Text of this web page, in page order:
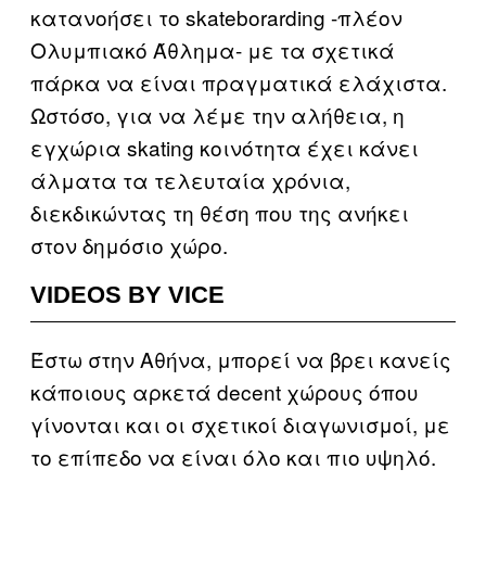
κατανοήσει το skateborarding -πλέον
Ολυμπιακό Άθλημα- με τα σχετικά
πάρκα να είναι πραγματικά ελάχιστα.
Ωστόσο, για να λέμε την αλήθεια, η
εγχώρια skating κοινότητα έχει κάνει
άλματα τα τελευταία χρόνια,
διεκδικώντας τη θέση που της ανήκει
στον δημόσιο χώρο.
VIDEOS BY VICE
Έστω στην Αθήνα, μπορεί να βρει κανείς
κάποιους αρκετά decent χώρους όπου
γίνονται και οι σχετικοί διαγωνισμοί, με
το επίπεδο να είναι όλο και πιο υψηλό.